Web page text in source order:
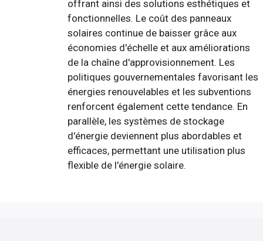
offrant ainsi des solutions esthétiques et
fonctionnelles. Le coût des panneaux
solaires continue de baisser grâce aux
économies d'échelle et aux améliorations
de la chaîne d'approvisionnement. Les
politiques gouvernementales favorisant les
énergies renouvelables et les subventions
renforcent également cette tendance. En
parallèle, les systèmes de stockage
d'énergie deviennent plus abordables et
efficaces, permettant une utilisation plus
flexible de l'énergie solaire.